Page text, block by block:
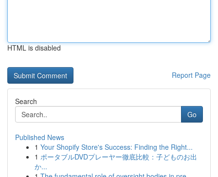
HTML is disabled
Report Page
Search
Go
Published News
1 Your Shopify Store's Success: Finding the Right...
1 ポータブルDVDプレーヤー徹底比較：子どものお出
か...